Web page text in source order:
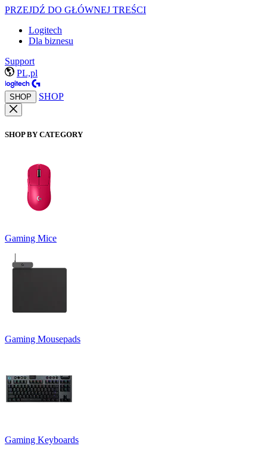
PRZEJDŹ DO GŁÓWNEJ TREŚCI
Logitech
Dla biznesu
Support
PL,pl
SHOP SHOP
SHOP BY CATEGORY
Gaming Mice
Gaming Mousepads
Gaming Keyboards